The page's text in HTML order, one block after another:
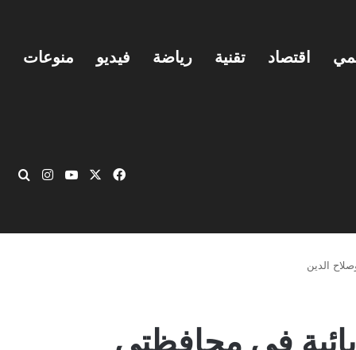
اقتصاد تقنية رياضة فيديو منوعات
فيسبوك ‫YouTube
الدين
في محافظتي